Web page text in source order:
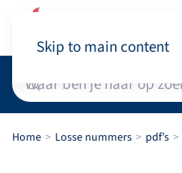
Skip to main content
Home Losse nummers pdf’s